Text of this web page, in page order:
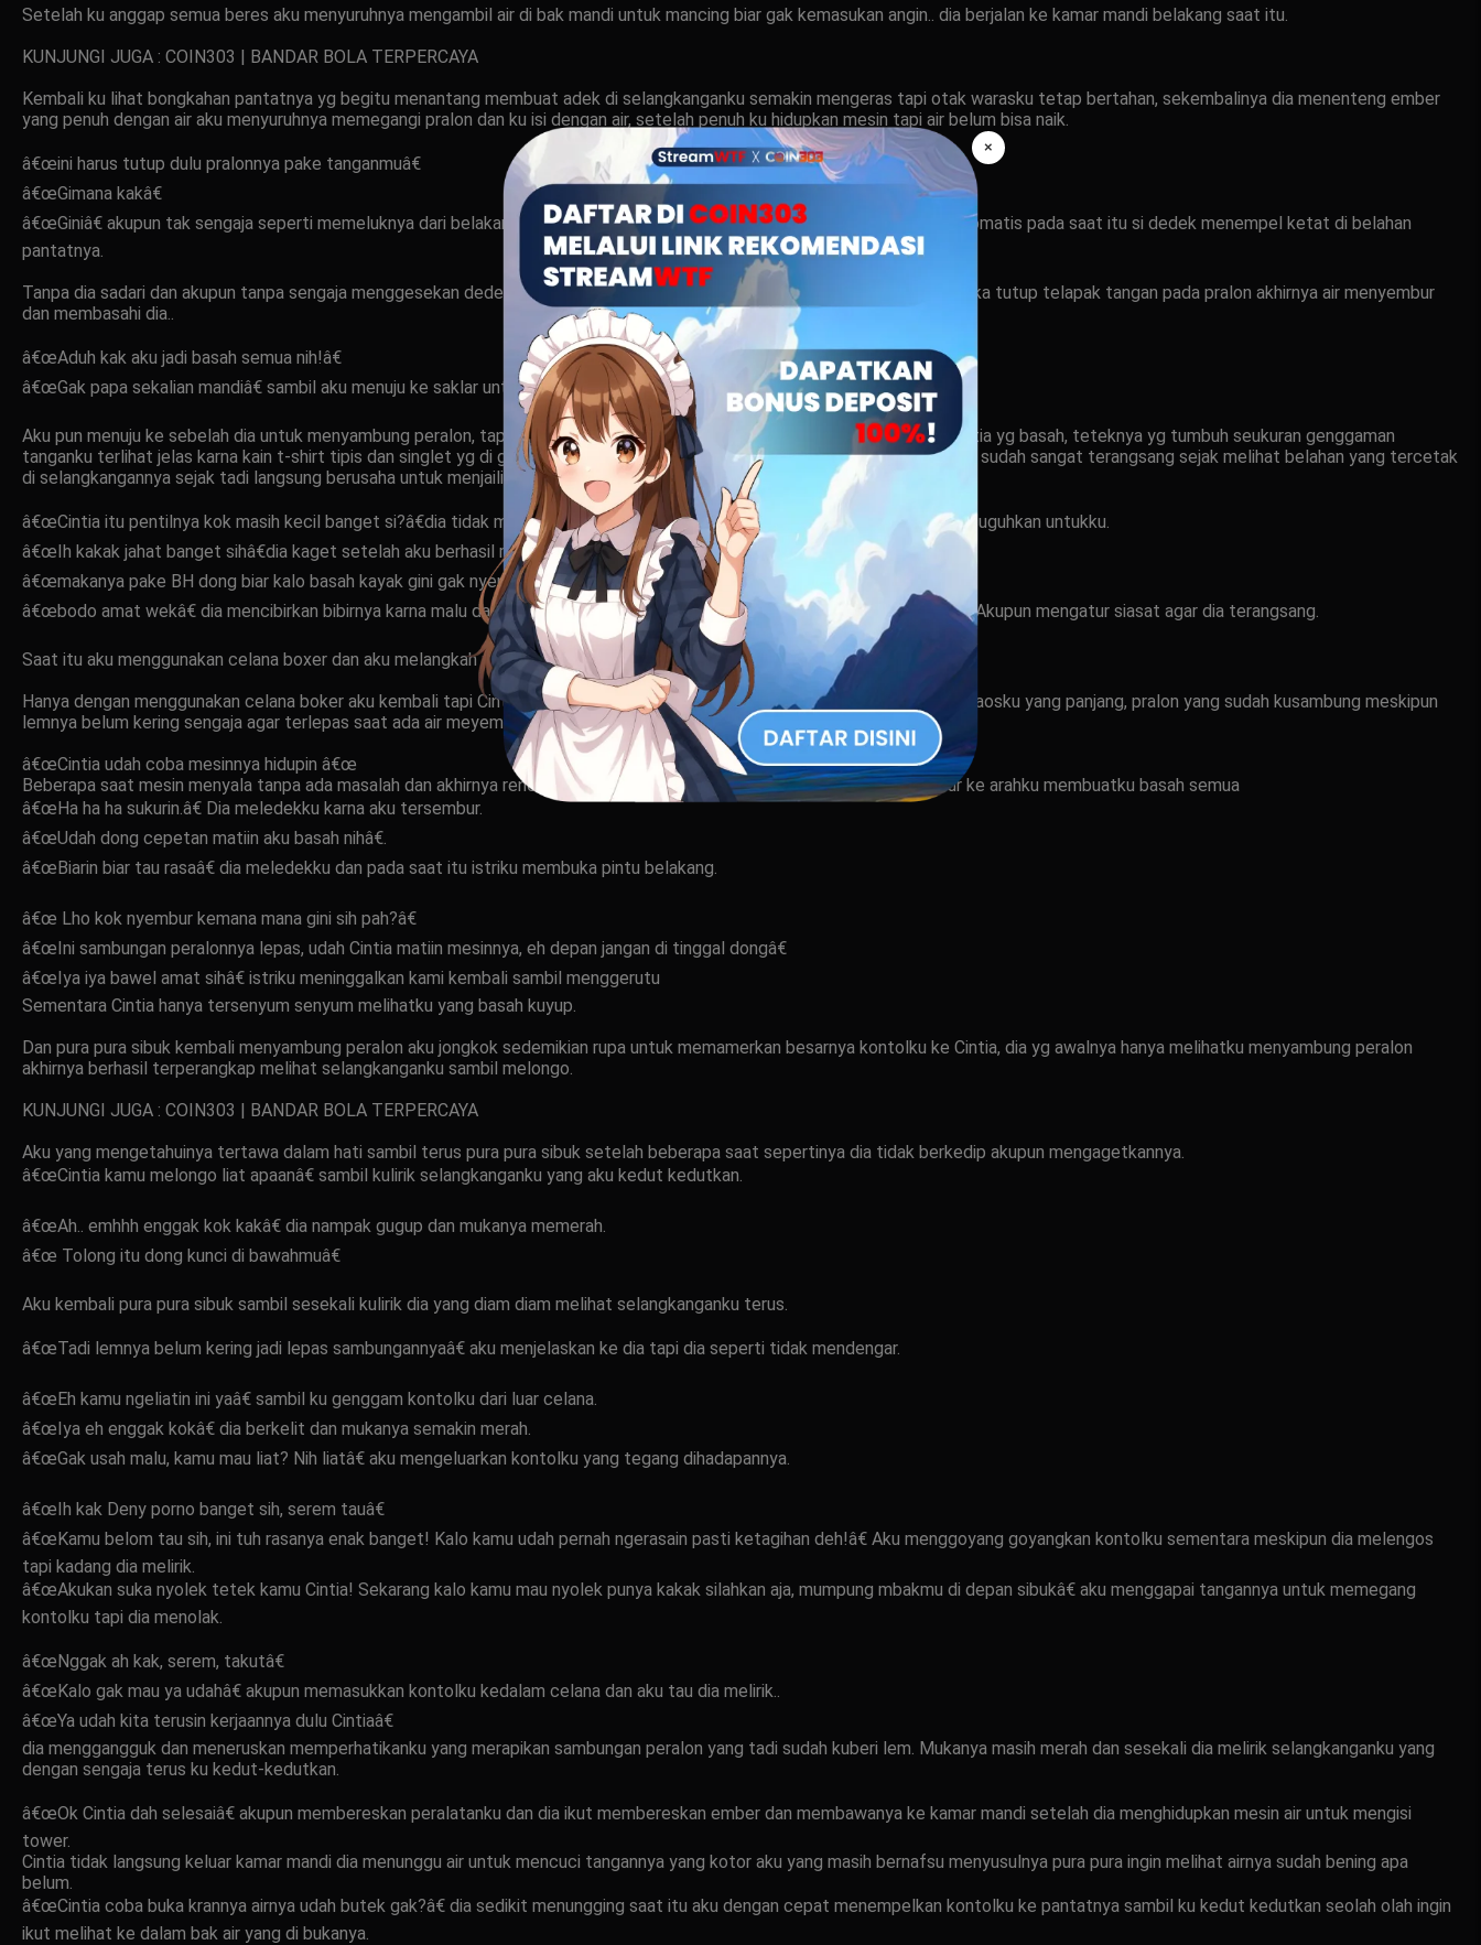
Setelah ku anggap semua beres aku menyuruhnya mengambil air di bak mandi untuk mancing biar gak kemasukan angin.. dia berjalan ke kamar mandi belakang saat itu.
KUNJUNGI JUGA : COIN303 | BANDAR BOLA TERPERCAYA
Kembali ku lihat bongkahan pantatnya yg begitu menantang membuat adek di selangkanganku semakin mengeras tapi otak warasku tetap bertahan, sekembalinya dia menenteng ember
yang penuh dengan air aku menyuruhnya memegangi pralon dan ku isi dengan air, setelah penuh ku hidupkan mesin tapi air belum bisa naik.
â€œini harus tutup dulu pralonnya pake tanganmuâ€
â€œGimana kakâ€
â€œGiniâ€ akupun tak sengaja seperti memeluknya dari belakang karna posisi saklar di belakangnya karna ingin cepat dan otomatis pada saat itu si dedek menempel ketat di belahan
pantatnya.
Tanpa dia sadari dan akupun tanpa sengaja menggesekan dedekku yg sudah tegang beberapa kali dan dengan buka tutup buka tutup telapak tangan pada pralon akhirnya air menyembur
dan membasahi dia..
â€œAduh kak aku jadi basah semua nih!â€
â€œGak papa sekalian mandiâ€ sambil aku menuju ke saklar untuk mematikannya.
Aku pun menuju ke sebelah dia untuk menyambung peralon, tapi aku ternyata mendapat rejeki saat melihat bagian depan Cintia yg basah, teteknya yg tumbuh seukuran genggaman
tanganku terlihat jelas karna kain t-shirt tipis dan singlet yg di gunakan tak mampu menyembunyikannya saat basah. aku yang sudah sangat terangsang sejak melihat belahan yang tercetak
di selangkangannya sejak tadi langsung berusaha untuk menjaili dia.
â€œCintia itu pentilnya kok masih kecil banget si?â€dia tidak menyangka aku akan menekan pentil susunya yg sedari tadi di suguhkan untukku.
â€œIh kakak jahat banget sihâ€dia kaget setelah aku berhasil menekan pentilnya.
â€œmakanya pake BH dong biar kalo basah kayak gini gak nyeplak gituâ€
â€œbodo amat wekâ€ dia mencibirkan bibirnya karna malu dan aku semakin gemas ingin menggesekkan kontol kepantatnya..Akupun mengatur siasat agar dia terangsang.
Saat itu aku menggunakan celana boxer dan aku melangkah menuju kamar mandi dan melepaskan sempakku.
Hanya dengan menggunakan celana boker aku kembali tapi Cintia tidak melihat kontolku yang sudah tegang karna tertutup kaosku yang panjang, pralon yang sudah kusambung meskipun
lemnya belum kering sengaja agar terlepas saat ada air meyembur, ku suruh Cintia menghidupkan mesinnya.
â€œCintia udah coba mesinnya hidupin â€œ
Beberapa saat mesin menyala tanpa ada masalah dan akhirnya rencanaku berhasil, sambungannya terlepas dan menyembur ke arahku membuatku basah semua
â€œHa ha ha sukurin.â€ Dia meledekku karna aku tersembur.
â€œUdah dong cepetan matiin aku basah nihâ€.
â€œBiarin biar tau rasaâ€ dia meledekku dan pada saat itu istriku membuka pintu belakang.
â€œ Lho kok nyembur kemana mana gini sih pah?â€
â€œIni sambungan peralonnya lepas, udah Cintia matiin mesinnya, eh depan jangan di tinggal dongâ€
â€œIya iya bawel amat sihâ€ istriku meninggalkan kami kembali sambil menggerutu
Sementara Cintia hanya tersenyum senyum melihatku yang basah kuyup.
Dan pura pura sibuk kembali menyambung peralon aku jongkok sedemikian rupa untuk memamerkan besarnya kontolku ke Cintia, dia yg awalnya hanya melihatku menyambung peralon
akhirnya berhasil terperangkap melihat selangkanganku sambil melongo.
KUNJUNGI JUGA : COIN303 | BANDAR BOLA TERPERCAYA
Aku yang mengetahuinya tertawa dalam hati sambil terus pura pura sibuk setelah beberapa saat sepertinya dia tidak berkedip akupun mengagetkannya.
â€œCintia kamu melongo liat apaanâ€ sambil kulirik selangkanganku yang aku kedut kedutkan.
â€œAh.. emhhh enggak kok kakâ€ dia nampak gugup dan mukanya memerah.
â€œ Tolong itu dong kunci di bawahmuâ€
Aku kembali pura pura sibuk sambil sesekali kulirik dia yang diam diam melihat selangkanganku terus.
â€œTadi lemnya belum kering jadi lepas sambungannyaâ€ aku menjelaskan ke dia tapi dia seperti tidak mendengar.
â€œEh kamu ngeliatin ini yaâ€ sambil ku genggam kontolku dari luar celana.
â€œIya eh enggak kokâ€ dia berkelit dan mukanya semakin merah.
â€œGak usah malu, kamu mau liat? Nih liatâ€ aku mengeluarkan kontolku yang tegang dihadapannya.
â€œIh kak Deny porno banget sih, serem tauâ€
â€œKamu belom tau sih, ini tuh rasanya enak banget! Kalo kamu udah pernah ngerasain pasti ketagihan deh!â€ Aku menggoyang goyangkan kontolku sementara meskipun dia melengos
tapi kadang dia melirik.
â€œAkukan suka nyolek tetek kamu Cintia! Sekarang kalo kamu mau nyolek punya kakak silahkan aja, mumpung mbakmu di depan sibukâ€ aku menggapai tangannya untuk memegang
kontolku tapi dia menolak.
â€œNggak ah kak, serem, takutâ€
â€œKalo gak mau ya udahâ€ akupun memasukkan kontolku kedalam celana dan aku tau dia melirik..
â€œYa udah kita terusin kerjaannya dulu Cintiaâ€
dia menggangguk dan meneruskan memperhatikanku yang merapikan sambungan peralon yang tadi sudah kuberi lem. Mukanya masih merah dan sesekali dia melirik selangkanganku yang
dengan sengaja terus ku kedut-kedutkan.
â€œOk Cintia dah selesaiâ€ akupun membereskan peralatanku dan dia ikut membereskan ember dan membawanya ke kamar mandi setelah dia menghidupkan mesin air untuk mengisi
tower.
Cintia tidak langsung keluar kamar mandi dia menunggu air untuk mencuci tangannya yang kotor aku yang masih bernafsu menyusulnya pura pura ingin melihat airnya sudah bening apa
belum.
â€œCintia coba buka krannya airnya udah butek gak?â€ dia sedikit menungging saat itu aku dengan cepat menempelkan kontolku ke pantatnya sambil ku kedut kedutkan seolah olah ingin
ikut melihat ke dalam bak air yang di bukanya.
×